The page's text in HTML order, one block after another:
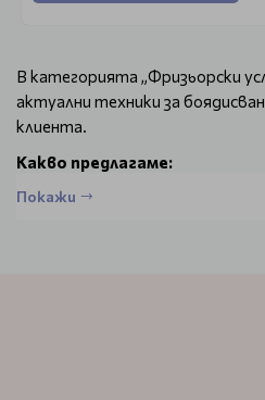
В категорията „Фризьорски
актуални техники за
клиента.
Какво предлагаме:
Дамско, мъжко и детско
???? Запази час още днес и
Покажи